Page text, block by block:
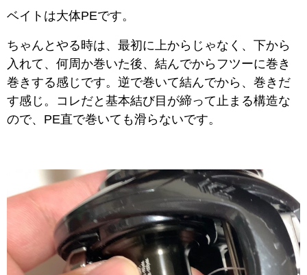
ベイトは大体PEです。
ちゃんとやる時は、 最初に上からじゃなく、下から
入れて、何周か巻いた後、結んでからフツーに巻き
巻きする感じです。逆で巻いて結んでから、巻きだ
す感じ。コレだと基本結び目が締って止まる構造な
ので、PE直で巻いても滑らないです。